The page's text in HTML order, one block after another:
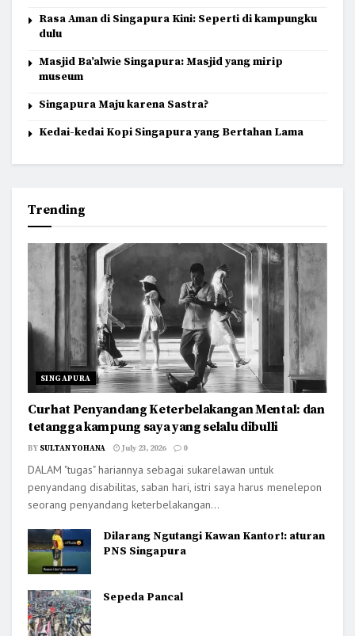
Rasa Aman di Singapura Kini: Seperti di kampungku
dulu
Masjid Ba’alwie Singapura: Masjid yang mirip
museum
Singapura Maju karena Sastra?
Kedai-kedai Kopi Singapura yang Bertahan Lama
Trending
SINGAPURA
Curhat Penyandang Keterbelakangan Mental: dan
tetangga kampung saya yang selalu dibulli
BY SULTAN YOHANA July 23, 2026 0
DALAM "tugas" hariannya sebagai sukarelawan untuk
penyandang disabilitas, saban hari, istri saya harus menelepon
seorang penyandang keterbelakangan...
Dilarang Ngutangi Kawan Kantor!: aturan
PNS Singapura
Sepeda Pancal